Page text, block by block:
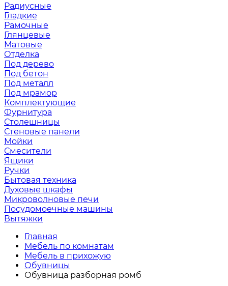
Радиусные
Гладкие
Рамочные
Глянцевые
Матовые
Отделка
Под дерево
Под бетон
Под металл
Под мрамор
Комплектующие
Фурнитура
Столешницы
Стеновые панели
Мойки
Смесители
Ящики
Ручки
Бытовая техника
Духовые шкафы
Микроволновые печи
Посудомоечные машины
Вытяжки
Главная
Мебель по комнатам
Мебель в прихожую
Обувницы
Обувница разборная ромб